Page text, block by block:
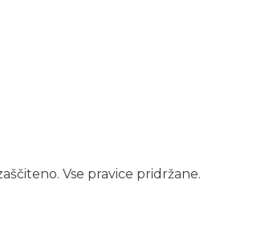
Vse pravice pridržane.